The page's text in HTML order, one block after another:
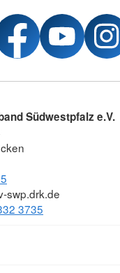
Südwestpfalz e.V.
swp.drk.de
3735